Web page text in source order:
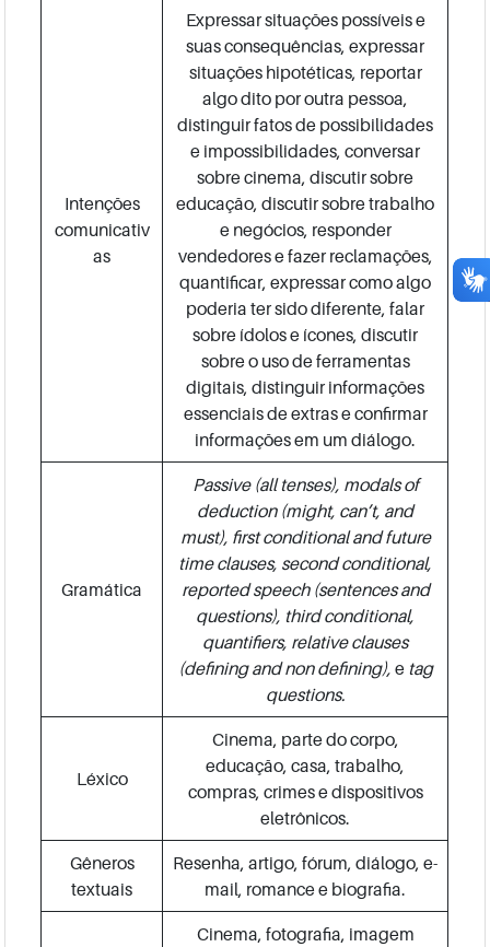
Intenções
comunicativ
as
Expressar situações possíveis e
suas consequências, expressar
situações hipotéticas, reportar
algo dito por outra pessoa,
distinguir fatos de possibilidades
e impossibilidades, conversar
sobre cinema, discutir sobre
educação, discutir sobre trabalho
e negócios, responder
vendedores e fazer reclamações,
quantificar, expressar como algo
poderia ter sido diferente, falar
sobre ídolos e ícones, discutir
sobre o uso de ferramentas
digitais, distinguir informações
essenciais de extras e confirmar
informações em um diálogo.
Gramática
Passive (all tenses), modals of
deduction (might, can’t, and
must), first conditional and future
time clauses, second conditional,
reported speech (sentences and
questions), third conditional,
quantifiers, relative clauses
(defining and non defining), etag
questions.
Léxico
Cinema, parte do corpo,
educação, casa, trabalho,
compras, crimes e dispositivos
eletrônicos.
Gêneros
textuais
Resenha, artigo, fórum, diálogo, e-
mail, romance e biografia.
Cinema, fotografia, imagem